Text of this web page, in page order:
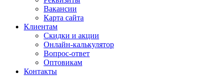
Вакансии
Карта сайта
Клиентам
Скидки и акции
Онлайн-калькулятор
Вопрос-ответ
Оптовикам
Контакты